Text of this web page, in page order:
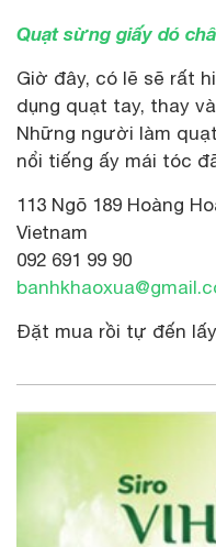
Quạt sừng giấy dó
Giờ đây, có lẽ sẽ rất
dụng quạt tay, thay
Những người làm
nổi tiếng ấy mái tóc
113 Ngõ 189 Hoàng
Vietnam
092 691 99 90
Đặt mua rồi tự đến